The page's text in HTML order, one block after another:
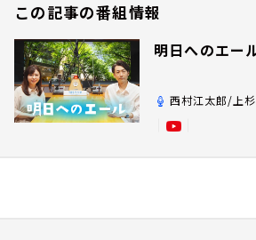
この記事の番組情報
明日へのエー
西村江太郎/上